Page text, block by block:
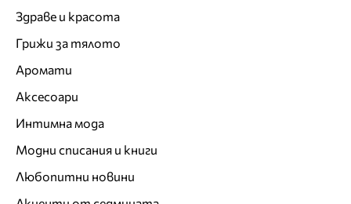
Здраве и красота
Грижи за тялото
Аромати
Аксесоари
Интимна мода
Модни списания и книги
Любопитни новини